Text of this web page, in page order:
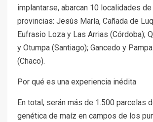
implantarse, abarcan 10 localidades
provincias: Jesús María, Cañada de
Eufrasio Loza y Las Arrias (Córdoba);
y Otumpa (Santiago); Gancedo y
(Chaco).
Por qué es una experiencia inédita
En total, serán más de 1.500 parcelas
genética de maíz en campos de los